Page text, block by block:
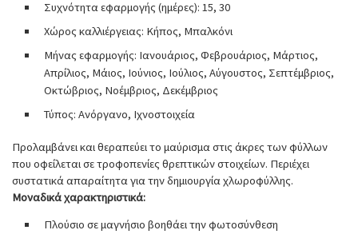
Συχνότητα εφαρμογής (ημέρες): 15, 30
Χώρος καλλιέργειας: Κήπος, Μπαλκόνι
Μήνας εφαρμογής: Ιανουάριος, Φεβρουάριος, Μάρτιος,
Απρίλιος, Μάιος, Ιούνιος, Ιούλιος, Αύγουστος, Σεπτέμβριος,
Οκτώβριος, Νοέμβριος, Δεκέμβριος
Τύπος: Ανόργανο, Ιχνοστοιχεία
Προλαμβάνει και θεραπεύει το μαύρισμα στις άκρες των φύλλων
που οφείλεται σε τροφοπενίες θρεπτικών στοιχείων. Περιέχει
συστατικά απαραίτητα για την δημιουργία χλωροφύλλης.
Μοναδικά χαρακτηριστικά:
Πλούσιο σε μαγνήσιο βοηθάει την φωτοσύνθεση